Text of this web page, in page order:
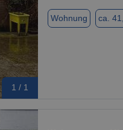
1 / 1
Wohnung ca.